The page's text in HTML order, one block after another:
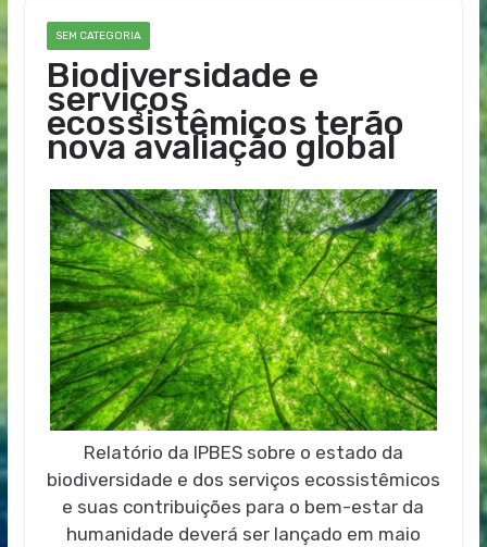
SEM CATEGORIA
Biodiversidade e
serviços
ecossistêmicos terão
nova avaliação global
Relatório da IPBES sobre o estado da
biodiversidade e dos serviços ecossistêmicos
e suas contribuições para o bem-estar da
humanidade deverá ser lançado em maio